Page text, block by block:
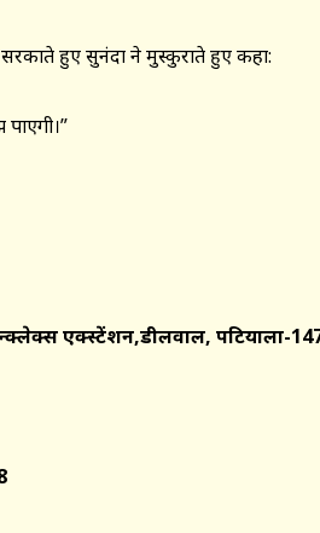
हुए सुनंदा ने मुस्कुराते हुए कहा:
एक्स्टेंशन,डीलवाल, पटियाला-